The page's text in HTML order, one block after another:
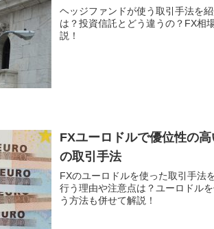
ヘッジファンドが使う取引手法を
は？投資信託とどう違うの？FX相
説！
FXユーロドルで優位性の
の取引手法
FXのユーロドルを使った取引手法
行う理由や注意点は？ユーロドル
う方法も併せて解説！